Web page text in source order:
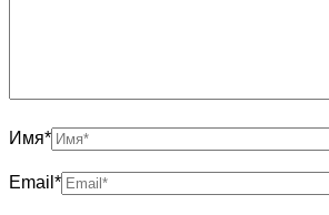
Имя*
Email *